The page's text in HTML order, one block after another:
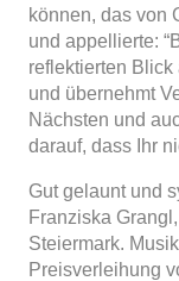
können, das von
und appellierte:
reflektierten Blick
und übernehmt
Nächsten und
darauf, dass Ihr
Gut gelaunt und
Franziska
Steiermark.
Preisverleihung